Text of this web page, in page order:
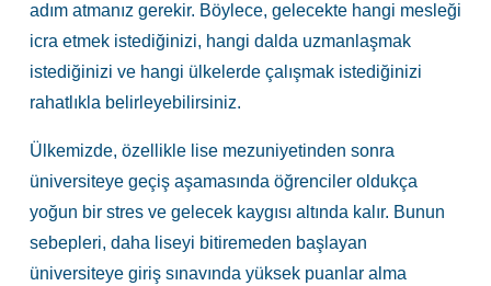
adım atmanız gerekir. Böylece, gelecekte hangi mesleği
icra etmek istediğinizi, hangi dalda uzmanlaşmak
istediğinizi ve hangi ülkelerde çalışmak istediğinizi
rahatlıkla belirleyebilirsiniz.
Ülkemizde, özellikle lise mezuniyetinden sonra
üniversiteye geçiş aşamasında öğrenciler oldukça
yoğun bir stres ve gelecek kaygısı altında kalır. Bunun
sebepleri, daha liseyi bitiremeden başlayan
üniversiteye giriş sınavında yüksek puanlar alma